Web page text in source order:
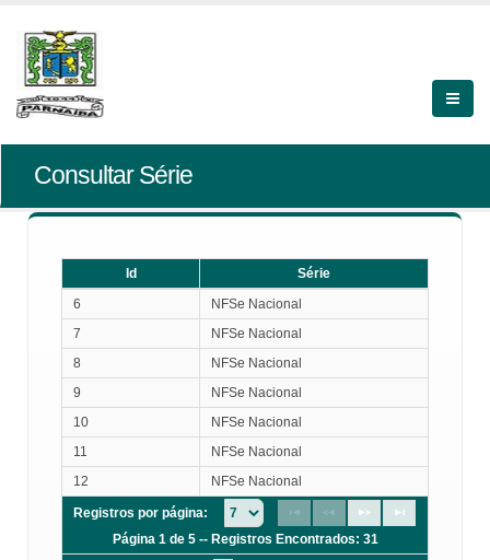
Consultar Série
Id
Série
Série
6
NFSe Nacional
7
NFSe Nacional
8
NFSe Nacional
9
NFSe Nacional
10
NFSe Nacional
11
NFSe Nacional
12
NFSe Nacional
Registros por página:
Página 1 de 5 -- Registros Encontrados: 31